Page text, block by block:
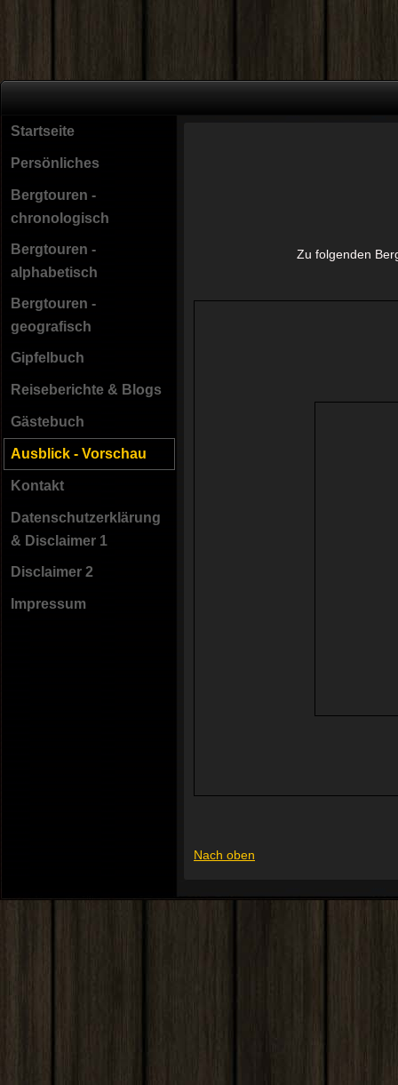
Startseite
Persönliches
Bergtouren -
chronologisch
Bergtouren -
alphabetisch
Bergtouren -
geografisch
Gipfelbuch
Reiseberichte & Blogs
Gästebuch
Ausblick - Vorschau
Kontakt
Datenschutzerklärung
& Disclaimer 1
Disclaimer 2
Impressum
Zu folgenden
Nach oben